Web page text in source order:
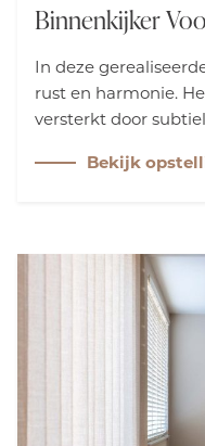
Binnenkijker
In deze
rust en harmonie.
versterkt door
regaalkast. Zo
Bekijk